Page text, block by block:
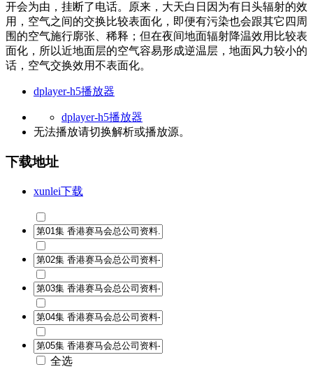
开会为由，挂断了电话。原来，大天白日因为有日头辐射的效
用，空气之间的交换比较表面化，即便有污染也会跟其它四周
围的空气施行廓张、稀释；但在夜间地面辐射降温效用比较表
面化，所以近地面层的空气容易形成逆温层，地面风力较小的
话，空气交换效用不表面化。
dplayer-h5播放器
dplayer-h5播放器
无法播放请切换解析或播放源。
下载地址
xunlei下载
全选